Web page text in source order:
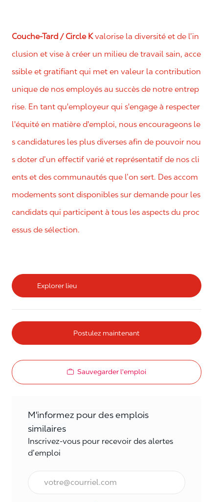
Couche-Tard / Circle Kvalorise la diversité et de l’in
clusion et vise à créer un milieu de travail sain, acce
ssible et gratifiant qui met en valeur la contribution
unique de nos employés au succès de notre entrep
rise. En tant qu'employeur qui s'engage à respecter
l'équité en matière d'emploi, nous encourageons le
s candidatures les plus diverses afin de pouvoir nou
s doter d’un effectif varié et représentatif de nos cli
ents et des communautés que l’on sert. Des accom
modements sont disponibles sur demande pour les
candidats qui participent à tous les aspects du proc
essus de sélection.
Explorer lieu
Postulez maintenant
Sauvegarder l'emploi
M'informez pour des emplois
similaires
Inscrivez-vous pour recevoir des alertes
d’emploi
Courriel*